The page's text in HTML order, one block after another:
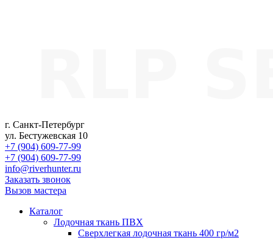
г. Санкт-Петербург
ул. Бестужевская 10
+7 (904) 609-77-99
+7 (904) 609-77-99
info@riverhunter.ru
Заказать звонок
Вызов мастера
Каталог
Лодочная ткань ПВХ
Сверхлегкая лодочная ткань 400 гр/м2